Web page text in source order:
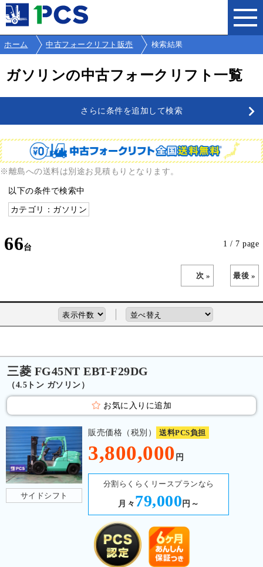
ホーム 中古フォークリフト販売 検索結果
ガソリンの中古フォークリフト一覧
さらに条件を追加して検索
※離島への送料は別途お見積もりとなります。
以下の条件で検索中
カテゴリ：ガソリン
66 1 / 7 page
次 » 最後 »
三菱 FG45NT EBT-F29DG
（4.5トン ガソリン）
お気に入りに追加
サイドシフト
販売価格（税別） 送料PCS負担
3,800,000 円
分割らくらくリースプランなら
月々 79,000 円～